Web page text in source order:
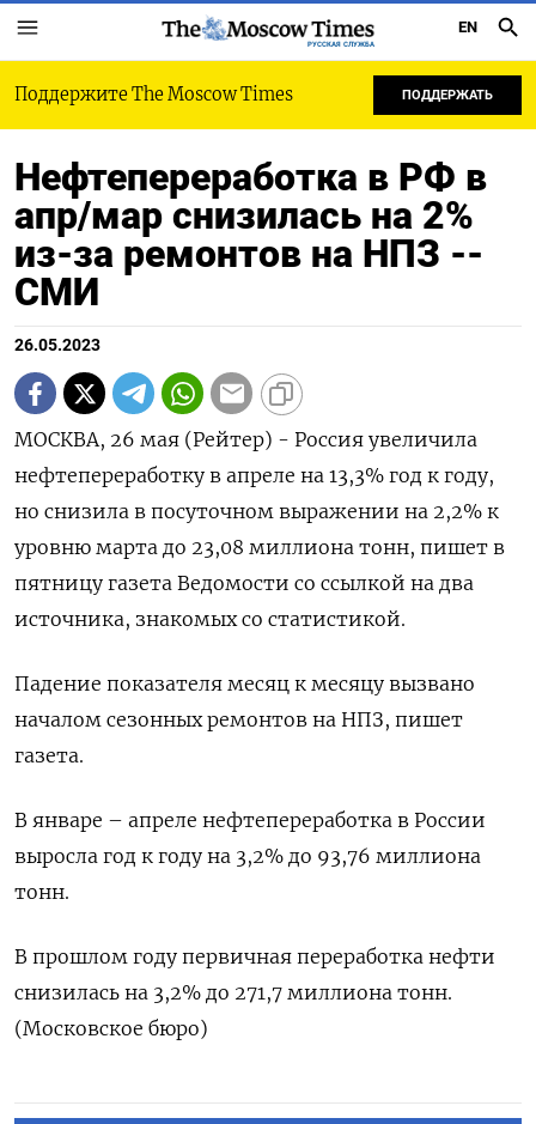
РУССКАЯ СЛУЖБА
EN
Поддержите The Moscow Times ПОДДЕРЖАТЬ
Нефтепереработка в РФ в
апр/мар снизилась на 2%
из-за ремонтов на НПЗ --
СМИ
26.05.2023
МОСКВА, 26 мая (Рейтер) - Россия увеличила
нефтепереработку в апреле на 13,3% год к году,
но снизила в посуточном выражении на 2,2% к
уровню марта до 23,08 миллиона тонн, пишет в
пятницу газета Ведомости со ссылкой на два
источника, знакомых со статистикой.
Падение показателя месяц к месяцу вызвано
началом сезонных ремонтов на НПЗ, пишет
газета.
В январе – апреле нефтепереработка в России
выросла год к году на 3,2% до 93,76 миллиона
тонн.
В прошлом году первичная переработка нефти
снизилась на 3,2% до 271,7 миллиона тонн.
(Московское бюро)